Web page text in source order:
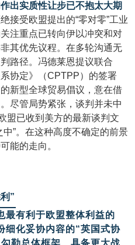
出实质性让步已不抱太大期
接受欧盟提出的“零对零”工业
注重点已转向伊以冲突和对
其优先议程。在多轮沟通无
路径。冯德莱恩提议联合
协定》（CPTPP）的签署
新型全球贸易倡议，意在借
尽管局势紧张，谈判并未中
盟已收到美方的最新谈判文
”。在这种高度不确定的前景
能的走向。
”
最有利于欧盟整体利益的
细化妥协内容的“英国式协
勒总体框架、具备更大战